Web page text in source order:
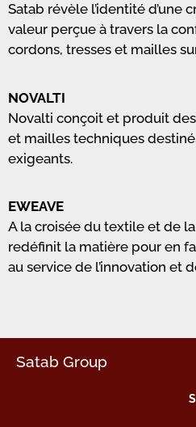
Satab révèle l’identité d’une
valeur perçue à travers la
cordons, tresses et mailles
NOVALTI
Novalti conçoit et produit
et mailles techniques
exigeants.
EWEAVE
A la croisée du textile et de
redéfinit la matière pour en
au service de l’innovation et
Satab Group